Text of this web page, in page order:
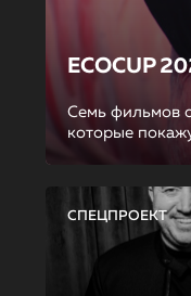
ECOCUP
Семь фильмов
которые
СПЕЦПРОЕКТ